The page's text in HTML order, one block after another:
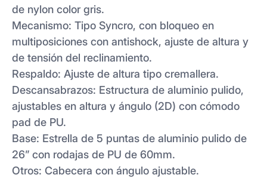
de nylon color gris.
Mecanismo: Tipo Syncro, con bloqueo en
multiposiciones con antishock, ajuste de altura y
de tensión del reclinamiento.
Respaldo: Ajuste de altura tipo cremallera.
Descansabrazos: Estructura de aluminio pulido,
ajustables en altura y ángulo (2D) con cómodo
pad de PU.
Base: Estrella de 5 puntas de aluminio pulido de
26” con rodajas de PU de 60mm.
Otros: Cabecera con ángulo ajustable.